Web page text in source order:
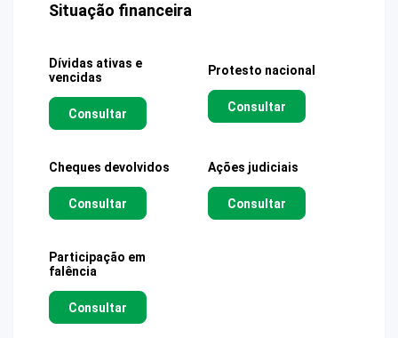
Situação financeira
Dívidas ativas e
vencidas
Consultar
Protesto nacional
Consultar
Cheques devolvidos
Consultar
Ações judiciais
Consultar
Participação em
falência
Consultar